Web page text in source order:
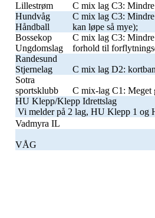
Lillestrøm
C mix lag C3:
Hundvåg
Håndball
C mix lag C3:
kan løpe så mye);
Bossekop
Ungdomslag
C mix lag C3:
forhold til
Randesund
Stjernelag
C mix lag D2:
Sotra
sportsklubb
C mix-lag C1: Meget
HU Klepp/Klepp Idrettslag
Vi melder på 2 lag, HU Klepp 1 og
Vadmyra IL
VÅG